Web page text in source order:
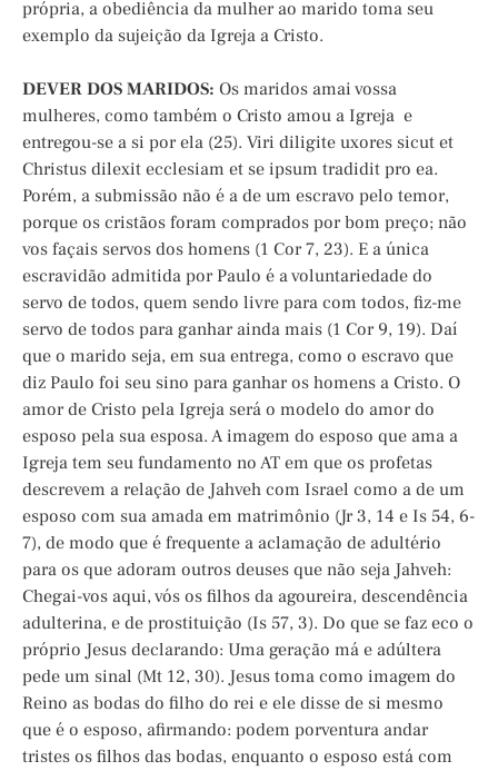
própria, a obediência da mulher ao marido toma seu
exemplo da sujeição da Igreja a Cristo.
DEVER DOS MARIDOS: Os maridos amai vossa
mulheres, como também o Cristo amou a Igreja e
entregou-se a si por ela (25). Viri diligite uxores sicut et
Christus dilexit ecclesiam et se ipsum tradidit pro ea.
Porém, a submissão não é a de um escravo pelo temor,
porque os cristãos foram comprados por bom preço; não
vos façais servos dos homens (1 Cor 7, 23). E a única
escravidão admitida por Paulo é a voluntariedade do
servo de todos, quem sendo livre para com todos, fiz-me
servo de todos para ganhar ainda mais (1 Cor 9, 19). Daí
que o marido seja, em sua entrega, como o escravo que
diz Paulo foi seu sino para ganhar os homens a Cristo. O
amor de Cristo pela Igreja será o modelo do amor do
esposo pela sua esposa. A imagem do esposo que ama a
Igreja tem seu fundamento no AT em que os profetas
descrevem a relação de Jahveh com Israel como a de um
esposo com sua amada em matrimônio (Jr 3, 14 e Is 54, 6-
7), de modo que é frequente a aclamação de adultério
para os que adoram outros deuses que não seja Jahveh:
Chegai-vos aqui, vós os filhos da agoureira, descendência
adulterina, e de prostituição (Is 57, 3). Do que se faz eco o
próprio Jesus declarando: Uma geração má e adúltera
pede um sinal (Mt 12, 30). Jesus toma como imagem do
Reino as bodas do filho do rei e ele disse de si mesmo
que é o esposo, afirmando: podem porventura andar
tristes os filhos das bodas, enquanto o esposo está com